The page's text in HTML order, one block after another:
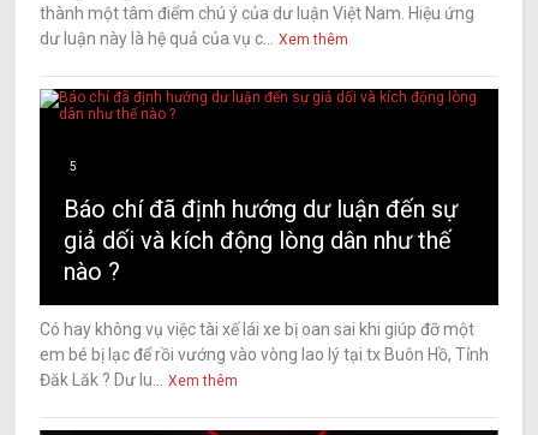
thành một tâm điểm chú ý của dư luận Việt Nam. Hiệu ứng
dư luận này là hệ quả của vụ c...
Xem thêm
5
Báo chí đã định hướng dư luận đến sự
giả dối và kích động lòng dân như thế
nào ?
Có hay không vụ việc tài xế lái xe bị oan sai khi giúp đỡ một
em bé bị lạc để rồi vướng vào vòng lao lý tại tx Buôn Hồ, Tỉnh
Đăk Lăk ? Dư lu...
Xem thêm